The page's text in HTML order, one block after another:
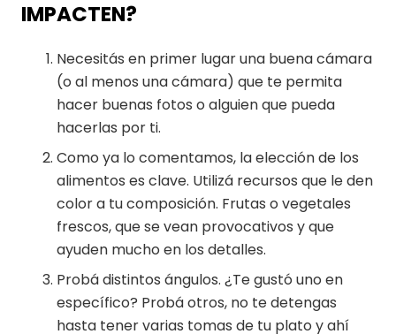
IMPACTEN?
Necesitás en primer lugar una buena cámara
(o al menos una cámara) que te permita
hacer buenas fotos o alguien que pueda
hacerlas por ti.
Como ya lo comentamos, la elección de los
alimentos es clave. Utilizá recursos que le den
color a tu composición. Frutas o vegetales
frescos, que se vean provocativos y que
ayuden mucho en los detalles.
Probá distintos ángulos. ¿Te gustó uno en
específico? Probá otros, no te detengas
hasta tener varias tomas de tu plato y ahí